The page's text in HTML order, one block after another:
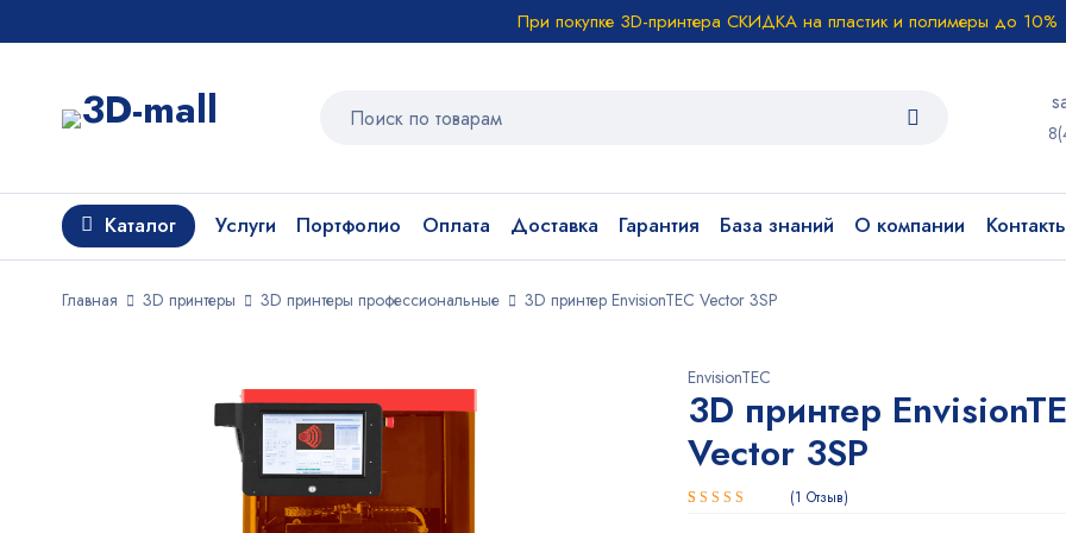
При покупке 3D-принтера СКИДКА на пластик и полимеры до 10%
Каталог Услуги Портфолио Оплата Доставка Гарантия База знаний О компании
Главная 3D принтеры 3D принтеры профессиональные 3D принтер EnvisionTEC Vector 3SP
EnvisionTEC
3D принтер
Vector 3SP
1 Отзыв